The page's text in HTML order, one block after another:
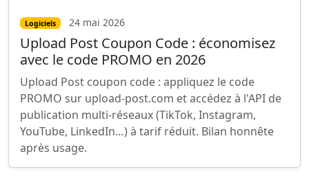
Logiciels 24 mai 2026
Upload Post Coupon Code : économisez
avec le code PROMO en 2026
Upload Post coupon code : appliquez le code
PROMO sur upload-post.com et accédez à l'API de
publication multi-réseaux (TikTok, Instagram,
YouTube, LinkedIn…) à tarif réduit. Bilan honnête
après usage.